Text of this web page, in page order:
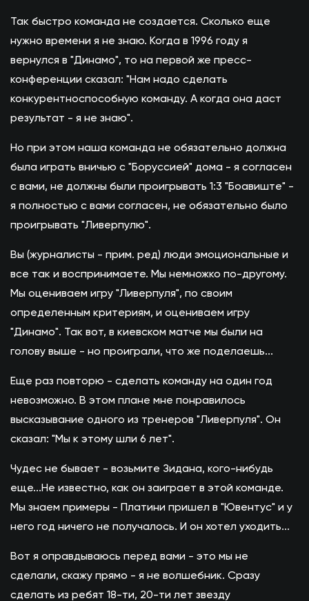
Так быстро команда не создается. Сколько еще
нужно времени я не знаю. Когда в 1996 году я
вернулся в "Динамо", то на первой же пресс-
конференции сказал: "Нам надо сделать
конкурентноспособную команду. А когда она даст
результат - я не знаю".
Но при этом наша команда не обязательно должна
была играть вничью с "Боруссией" дома - я согласен
с вами, не должны были проигрывать 1:3 "Боавиште" -
я полностью с вами согласен, не обязательно было
проигрывать "Ливерпулю".
Вы (журналисты - прим. ред) люди эмоциональные и
все так и воспринимаете. Мы немножко по-другому.
Мы оцениваем игру "Ливерпуля", по своим
определенным критериям, и оцениваем игру
"Динамо". Так вот, в киевском матче мы были на
голову выше - но проиграли, что же поделаешь...
Еще раз повторю - сделать команду на один год
невозможно. В этом плане мне понравилось
высказывание одного из тренеров "Ливерпуля". Он
сказал: "Мы к этому шли 6 лет".
Чудес не бывает - возьмите Зидана, кого-нибудь
еще...Не известно, как он заиграет в этой команде.
Мы знаем примеры - Платини пришел в "Ювентус" и у
него год ничего не получалось. И он хотел уходить...
Вот я оправдываюсь перед вами - это мы не
сделали, скажу прямо - я не волшебник. Сразу
сделать из ребят 18-ти, 20-ти лет звезду